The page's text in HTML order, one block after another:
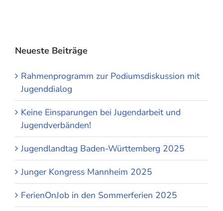
Neueste Beiträge
Rahmenprogramm zur Podiumsdiskussion mit
Jugenddialog
Keine Einsparungen bei Jugendarbeit und
Jugendverbänden!
Jugendlandtag Baden-Württemberg 2025
Junger Kongress Mannheim 2025
FerienOnJob in den Sommerferien 2025